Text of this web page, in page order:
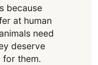
because
at human
need
deserve
for them.